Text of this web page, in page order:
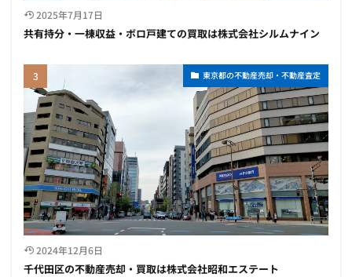
2025年7月17日
共有持分・一棟収益・ボロ戸建ての買取は株式会社シルムナイン
東京都の不動産売却・不動産査定
2024年12月6日
千代田区の不動産売却・買取は株式会社昭和エステート